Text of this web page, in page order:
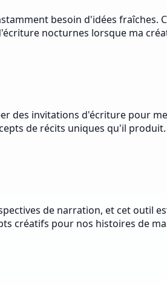
besoin d'idées
nocturnes lorsque ma
des invitations d'écriture pour
de récits uniques qu'il produit.
de narration, et cet outil
créatifs pour nos histoires de